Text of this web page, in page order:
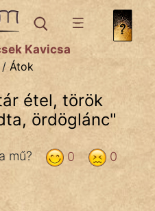
témák:
Kavicsa
/ Átok
étel, török
ördöglánc"
0
0
mű?